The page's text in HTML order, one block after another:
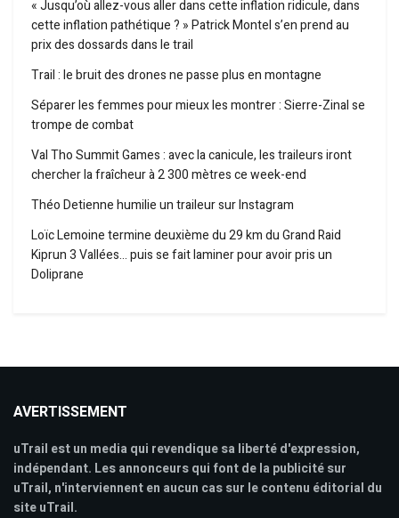
« Jusqu’où allez-vous aller dans cette inflation ridicule, dans
cette inflation pathétique ? » Patrick Montel s’en prend au
prix des dossards dans le trail
Trail : le bruit des drones ne passe plus en montagne
Séparer les femmes pour mieux les montrer : Sierre-Zinal se
trompe de combat
Val Tho Summit Games : avec la canicule, les traileurs iront
chercher la fraîcheur à 2 300 mètres ce week-end
Théo Detienne humilie un traileur sur Instagram
Loïc Lemoine termine deuxième du 29 km du Grand Raid
Kiprun 3 Vallées… puis se fait laminer pour avoir pris un
Doliprane
AVERTISSEMENT
uTrail est un media qui revendique sa liberté d'expression,
indépendant. Les annonceurs qui font de la publicité sur
uTrail, n'interviennent en aucun cas sur le contenu éditorial du
site uTrail.